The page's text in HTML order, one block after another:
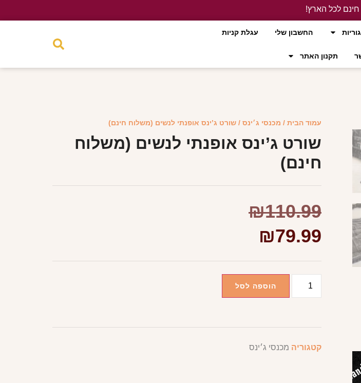
לכל הארץ!
החשבון שלי עגלת קניות
תקנון האתר
עמוד הבית / מכנסי ג׳ינס / שורט ג’ינס אופנתי לנשים (משלוח חינם)
שורט ג’ינס אופנתי לנשים (משלוח
חינם)
₪110.99
₪79.99
הוספה לסל
קטגוריה מכנסי ג׳ינס